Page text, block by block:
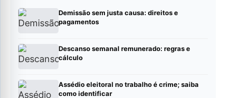
Demissão sem justa causa: direitos e
pagamentos
Descanso semanal remunerado: regras e
cálculo
Assédio eleitoral no trabalho é crime; saiba
como identificar